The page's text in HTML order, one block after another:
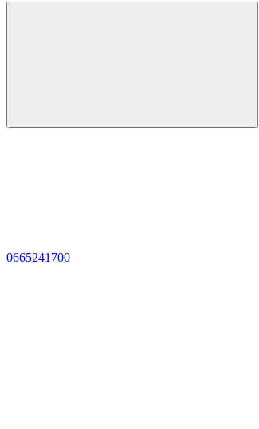
0665241700